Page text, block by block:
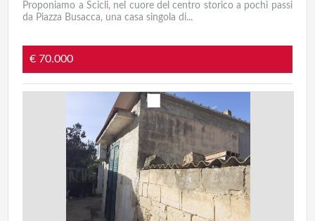
Proponiamo a Scicli, nel cuore del centro storico a pochi passi
da Piazza Busacca, una casa singola di...
€ 70.000